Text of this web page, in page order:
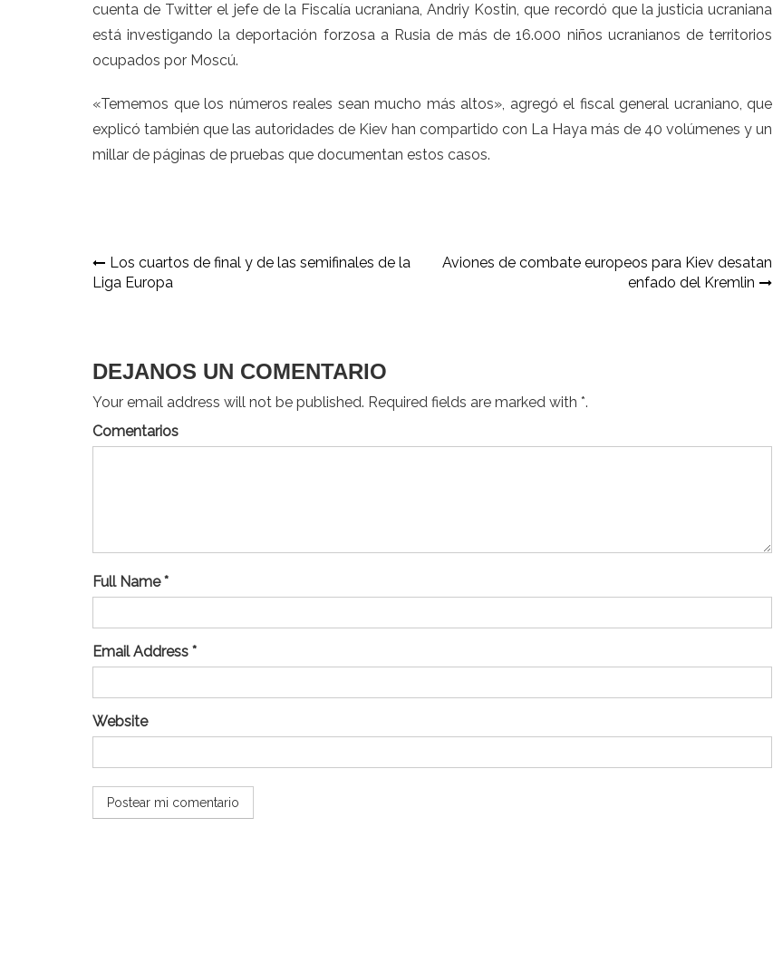
cuenta de Twitter el jefe de la Fiscalía ucraniana, Andriy Kostin, que recordó que la justicia ucraniana
está investigando la deportación forzosa a Rusia de más de 16.000 niños ucranianos de territorios
ocupados por Moscú.
«Tememos que los números reales sean mucho más altos», agregó el fiscal general ucraniano, que
explicó también que las autoridades de Kiev han compartido con La Haya más de 40 volúmenes y un
millar de páginas de pruebas que documentan estos casos.
Navegación
de
Los cuartos de final y de las semifinales de la
Liga Europa
Aviones de combate europeos para Kiev desatan
enfado del Kremlin
DEJANOS UN COMENTARIO
Your email address will not be published. Required fields are marked with *.
Comentarios
Full Name *
Email Address *
Website